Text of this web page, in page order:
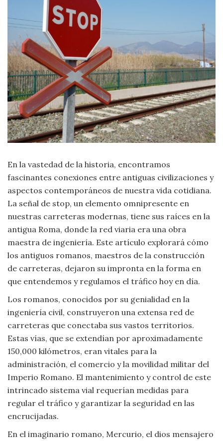
Literatura
Moda
y
Tendencias
Naturaleza
Psicología
Religión
Salud
Universo
Viajar
En la vastedad de la historia, encontramos
fascinantes conexiones entre antiguas civilizaciones y
aspectos contemporáneos de nuestra vida cotidiana.
La señal de stop, un elemento omnipresente en
nuestras carreteras modernas, tiene sus raíces en la
antigua Roma, donde la red viaria era una obra
maestra de ingeniería. Este artículo explorará cómo
los antiguos romanos, maestros de la construcción
de carreteras, dejaron su impronta en la forma en
que entendemos y regulamos el tráfico hoy en día.
Los romanos, conocidos por su genialidad en la
ingeniería civil, construyeron una extensa red de
carreteras que conectaba sus vastos territorios.
Estas vías, que se extendían por aproximadamente
150,000 kilómetros, eran vitales para la
administración, el comercio y la movilidad militar del
Imperio Romano. El mantenimiento y control de este
intrincado sistema vial requerían medidas para
regular el tráfico y garantizar la seguridad en las
encrucijadas.
En el imaginario romano, Mercurio, el dios mensajero